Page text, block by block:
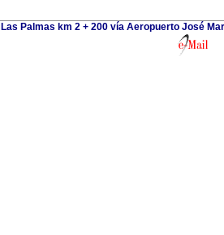
Las Palmas km 2 + 200 vía Aeropuerto José